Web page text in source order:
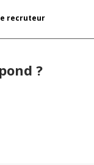
recruteur
?